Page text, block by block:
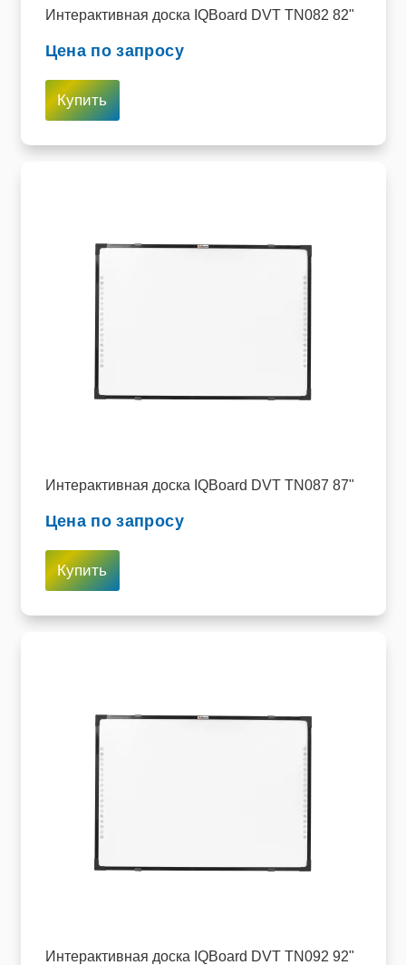
Интерактивная доска IQBoard DVT TN082 82"
Цена по запросу
Купить
Интерактивная доска IQBoard DVT TN087 87"
Цена по запросу
Купить
Интерактивная доска IQBoard DVT TN092 92"